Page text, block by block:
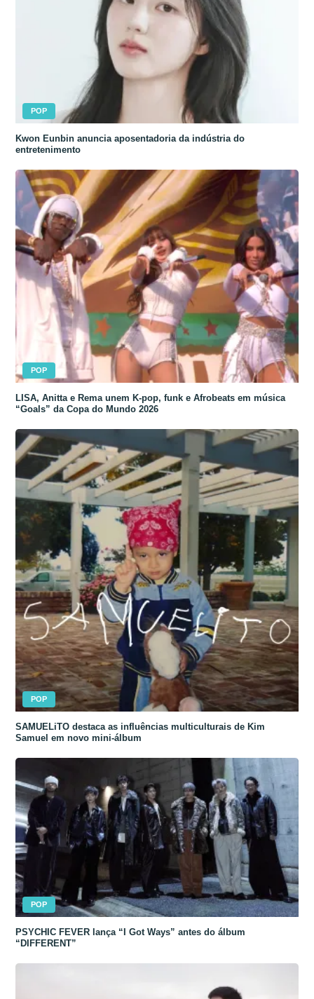
POP
Kwon Eunbin anuncia aposentadoria da indústria do
entretenimento
POP
LISA, Anitta e Rema unem K-pop, funk e Afrobeats em música
“Goals” da Copa do Mundo 2026
POP
SAMUELiTO destaca as influências multiculturais de Kim
Samuel em novo mini-álbum
POP
PSYCHIC FEVER lança “I Got Ways” antes do álbum
“DIFFERENT”